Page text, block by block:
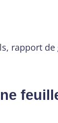
rapport